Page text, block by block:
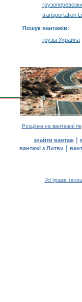
transportation
Пошук вантажів:
грузы Украина|
Розцінки на вантажні
знайти вантаж|
вантажі з Литви |
Усі права